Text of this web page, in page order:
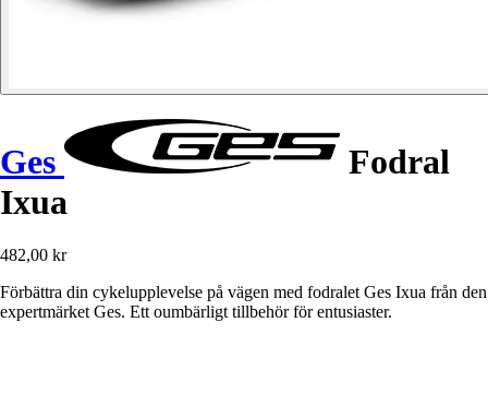
Ges
Fodral
Ixua
482,00 kr
Förbättra din cykelupplevelse på vägen med fodralet Ges Ixua från den
expertmärket Ges. Ett oumbärligt tillbehör för entusiaster.